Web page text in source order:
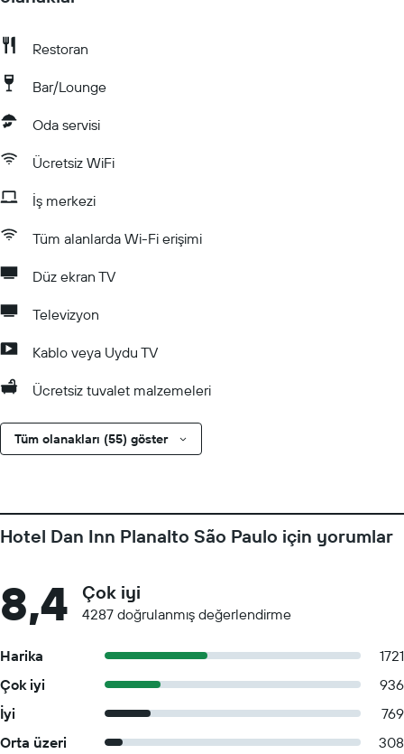
Restoran
Bar/Lounge
Oda servisi
Ücretsiz WiFi
İş merkezi
Tüm alanlarda Wi-Fi erişimi
Düz ekran TV
Televizyon
Kablo veya Uydu TV
Ücretsiz tuvalet malzemeleri
Tüm olanakları (55) göster
Hotel Dan Inn Planalto São Paulo için yorumlar
8,4 Çok iyi
4287 doğrulanmış değerlendirme
Harika
1721
Çok iyi
936
İyi
769
Orta üzeri
308